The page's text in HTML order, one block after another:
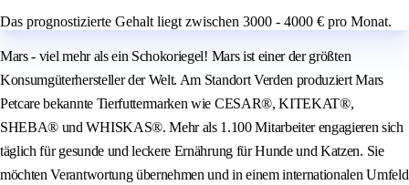
Das prognostizierte Gehalt liegt zwischen 3000 - 4000 € pro Monat.
Mars - viel mehr als ein Schokoriegel! Mars ist einer der größten
Konsumgüterhersteller der Welt. Am Standort Verden produziert Mars
Petcare bekannte Tierfuttermarken wie CESAR®, KITEKAT®,
SHEBA® und WHISKAS®. Mehr als 1.100 Mitarbeiter engagieren sich
täglich für gesunde und leckere Ernährung für Hunde und Katzen. Sie
möchten Verantwortung übernehmen und in einem internationalen Umfeld